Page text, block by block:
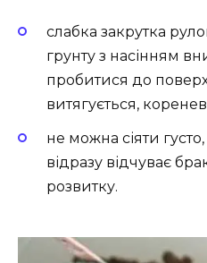
слабка закрутка
грунту з насінням
пробитися до
витягується,
не можна сіяти
відразу відчуває
розвитку.